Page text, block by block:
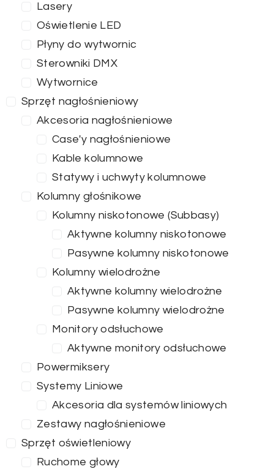
Lasery
Oświetlenie LED
Płyny do wytwornic
Sterowniki DMX
Wytwornice
Sprzęt nagłośnieniowy
Akcesoria nagłośnieniowe
Case'y nagłośnieniowe
Kable kolumnowe
Statywy i uchwyty kolumnowe
Kolumny głośnikowe
Kolumny niskotonowe (Subbasy)
Aktywne kolumny niskotonowe
Pasywne kolumny niskotonowe
Kolumny wielodrożne
Aktywne kolumny wielodrożne
Pasywne kolumny wielodrożne
Monitory odsłuchowe
Aktywne monitory odsłuchowe
Powermiksery
Systemy Liniowe
Akcesoria dla systemów liniowych
Zestawy nagłośnieniowe
Sprzęt oświetleniowy
Ruchome głowy